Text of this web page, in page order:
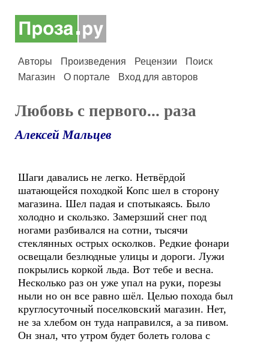
Авторы Произведения Рецензии
Поиск
Магазин
О портале Вход для авторов
Любовь с первого... раза
Алексей Мальцев
Шаги давались не легко. Нетвёрдой
шатающейся походкой Копс шел в сторону
магазина. Шел падая и спотыкаясь. Было
холодно и скользко. Замерзший снег под
ногами разбивался на сотни, тысячи
стеклянных острых осколков. Редкие фонари
освещали безлюдные улицы и дороги. Лужи
покрылись коркой льда. Вот тебе и весна.
Несколько раз он уже упал на руки, порезы
ныли но он все равно шёл. Целью похода был
круглосуточный поселковский магазин. Нет,
не за хлебом он туда направился, а за пивом.
Он знал, что утром будет болеть голова с